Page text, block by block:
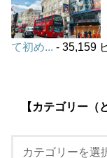
て初め... - 35,159
【カテゴリー（